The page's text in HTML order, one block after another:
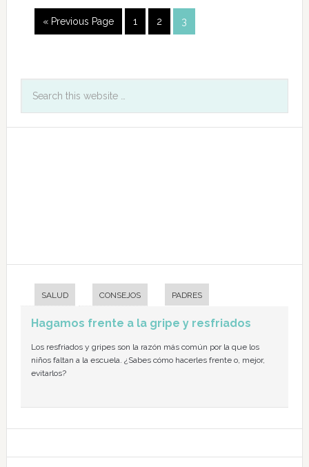
« Previous Page 1 2 3
SALUD CONSEJOS PADRES
Hagamos frente a la gripe y resfriados
Los resfriados y gripes son la razón más común por la que los
niños faltan a la escuela. ¿Sabes cómo hacerles frente o, mejor,
evitarlos?